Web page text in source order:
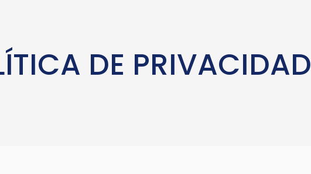
DE PRIVACIDAD